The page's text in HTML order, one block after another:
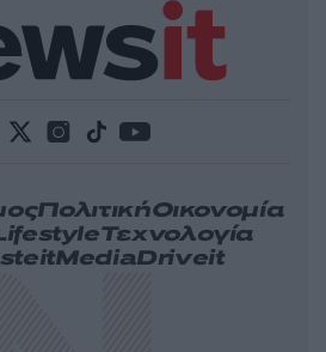
ΠολιτικήΟικονομία
Τεχνολογία
MediaDriveit